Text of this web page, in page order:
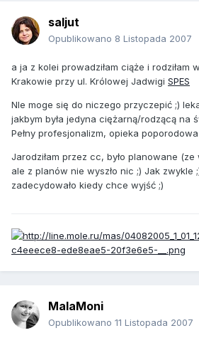
saljut
Opublikowano 8 Listopada 2007
a ja z kolei prowadziłam ciąże i rodziłam
Krakowie przy ul. Królowej Jadwigi SPES
NIe moge się do niczego przyczepić ;)
jakbym była jedyna ciężarną/rodzącą na
Pełny profesjonalizm, opieka
Jarodziłam przez cc, było planowane
ale z planów nie wyszło nic ;) Jak zwykle
zadecydowało kiedy chce wyjść ;)
MalaMoni
Opublikowano 11 Listopada 2007